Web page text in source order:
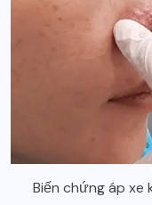
Biến chứng áp xe